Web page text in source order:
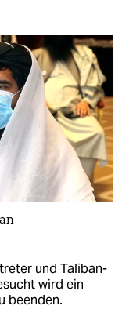
und Taliban-
wird ein
beenden.